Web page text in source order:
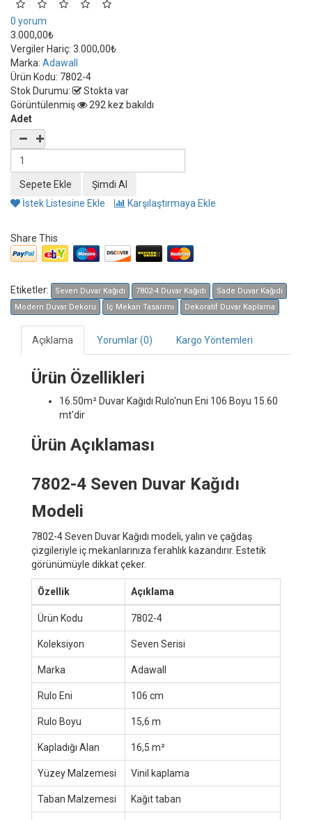
0 yorum
3.000,00₺
Vergiler Hariç: 3.000,00₺
Marka: Adawall
Ürün Kodu: 7802-4
Stok Durumu:
Stokta var
Görüntülenmiş
292 kez bakıldı
Adet
İstek Listesine Ekle Karşılaştırmaya Ekle
Share This
Etiketler: Seven Duvar Kağıdı 7802-4 Duvar Kağıdı
Sade Duvar Kağıdı
Modern Duvar Dekoru
Iç Mekan Tasarımı Dekoratif Duvar Kaplama
Açıklama Yorumlar (0) Kargo Yöntemleri
Ürün Özellikleri
16.50m² Duvar Kağıdı Rulo'nun Eni 106 Boyu 15.60
mt'dir
Ürün Açıklaması
7802-4 Seven Duvar Kağıdı
Modeli
7802-4 Seven Duvar Kağıdı modeli, yalın ve çağdaş
çizgileriyle iç mekanlarınıza ferahlık kazandırır. Estetik
görünümüyle dikkat çeker.
Özellik Açıklama
Ürün Kodu 7802-4
Koleksiyon Seven Serisi
Marka Adawall
Rulo Eni 106 cm
Rulo Boyu 15,6 m
Kapladığı Alan 16,5 m²
Yüzey Malzemesi Vinil kaplama
Taban Malzemesi Kağıt taban